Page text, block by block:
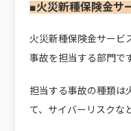
■火災新種保険金サ
火災新種保険金サービ
事故を担当する部門です
担当する事故の種類は
て、サイバーリスクな